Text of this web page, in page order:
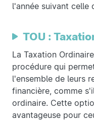
l'année suivant celle
TOU :
La Taxation
procédure qui
l'ensemble de leurs
financière, comme
ordinaire. Cette
avantageuse pour